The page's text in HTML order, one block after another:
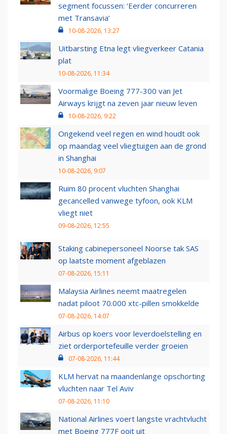
segment focussen: ‘Eerder concurreren
met Transavia’
10-08-2026, 13:27
Uitbarsting Etna legt vliegverkeer Catania
plat
10-08-2026, 11:34
Voormalige Boeing 777-300 van Jet
Airways krijgt na zeven jaar nieuw leven
10-08-2026, 9:22
Ongekend veel regen en wind houdt ook
op maandag veel vliegtuigen aan de grond
in Shanghai
10-08-2026, 9:07
Ruim 80 procent vluchten Shanghai
gecancelled vanwege tyfoon, ook KLM
vliegt niet
09-08-2026, 12:55
Staking cabinepersoneel Noorse tak SAS
op laatste moment afgeblazen
07-08-2026, 15:11
Malaysia Airlines neemt maatregelen
nadat piloot 70.000 xtc-pillen smokkelde
07-08-2026, 14:07
Airbus op koers voor leverdoelstelling en
ziet orderportefeuille verder groeien
07-08-2026, 11:44
KLM hervat na maandenlange opschorting
vluchten naar Tel Aviv
07-08-2026, 11:10
National Airlines voert langste vrachtvlucht
met Boeing 777F ooit uit